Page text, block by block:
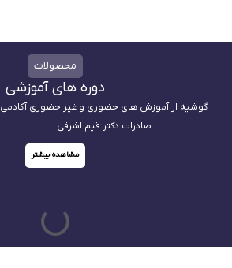
محصولات
دوره های آموزشی
گوشیه از آموزش های حضوری و غیر حضوری آکادمی
صادرات دکتر قیم اشرفی
مشاهده بیشتر